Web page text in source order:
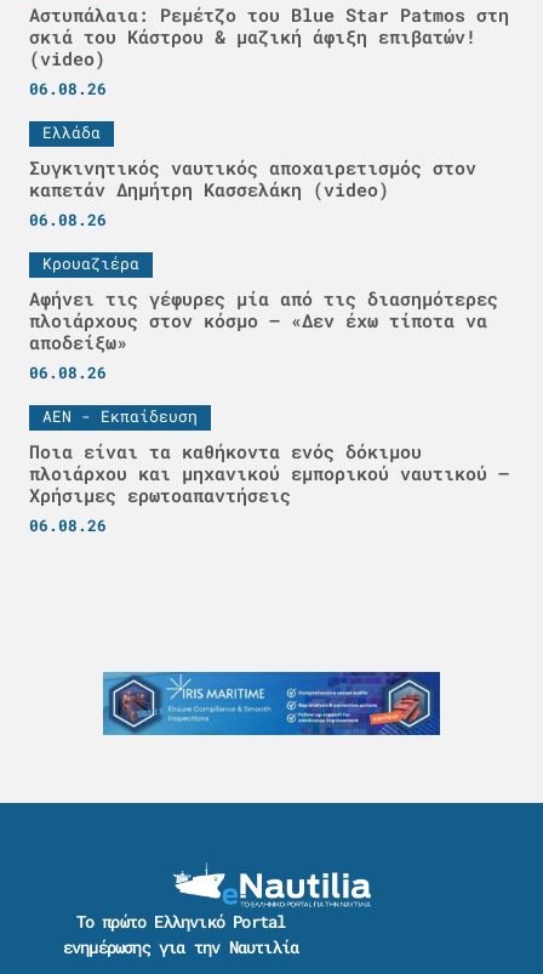
Αστυπάλαια: Ρεμέτζο του Blue Star Patmos στη
σκιά του Κάστρου & μαζική άφιξη επιβατών!
(video)
06.08.26
Ελλάδα
Συγκινητικός ναυτικός αποχαιρετισμός στον
καπετάν Δημήτρη Κασσελάκη (video)
06.08.26
Κρουαζιέρα
Αφήνει τις γέφυρες μία από τις διασημότερες
πλοιάρχους στον κόσμο – «Δεν έχω τίποτα να
αποδείξω»
06.08.26
ΑΕΝ - Εκπαίδευση
Ποια είναι τα καθήκοντα ενός δόκιμου
πλοιάρχου και μηχανικού εμπορικού ναυτικού –
Χρήσιμες ερωτοαπαντήσεις
06.08.26
Το πρώτο Ελληνικό Portal
ενημέρωσης για την Ναυτιλία